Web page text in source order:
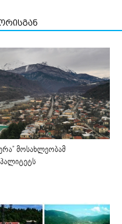
მოსახლეობამ